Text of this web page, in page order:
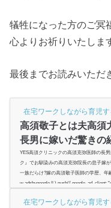
犠牲になった方のご冥
心よりお祈りいたしま
最後までお読みいただ
在宅ワークしながら育児
高須敬子とは夫高須
長男に嫁いだ驚きの
YES高須クリニックの高須克弥医師の長
ク』でお馴染みの高須克弥院長の息子嫁
一族だらけ?嫁の高須敬子医師の学歴、年
w.adsbygoogle || ).push({ google_ad_client:
gle = window.adsbygoogle || ).push({});高須
在宅ワークしながら育児